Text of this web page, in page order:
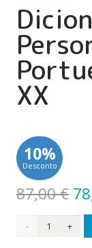
XX
10%
Desconto
87,00€ O
Quantidade